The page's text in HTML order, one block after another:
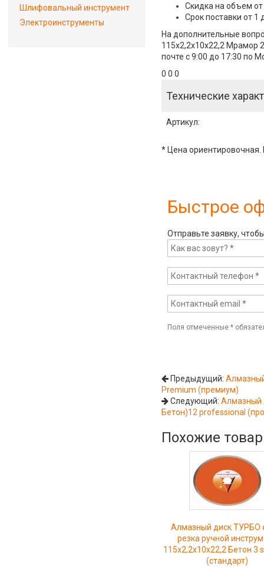
Скидка на объем от
Срок поставки от 1
На дополнительные
115x2,2x10x22,2 Мрамор
почте с 9:00 до 17:30 по
0 0 0
Технические
Артикул:
* Цена ориентировочная.
Быстрое
Отправьте заявку,
Поля отмеченные*
Предыдущий:
Premium (премиум)
Следующий:Алмазный
Бетон)12 professional
Похожие
Алмазный диск ТУРБО
резка ручной
115x2,2x10x22,2 Бетон 3
(стандарт)
Шлифовальный инструмент
Электроинструменты